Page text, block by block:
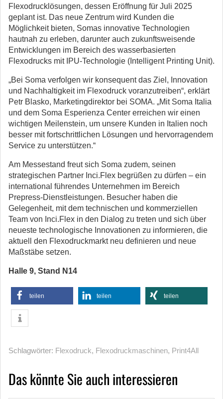
Flexodrucklösungen, dessen Eröffnung für Juli 2025
geplant ist. Das neue Zentrum wird Kunden die
Möglichkeit bieten, Somas innovative Technologien
hautnah zu erleben, darunter auch zukunftsweisende
Entwicklungen im Bereich des wasserbasierten
Flexodrucks mit IPU-Technologie (Intelligent Printing Unit).
„Bei Soma verfolgen wir konsequent das Ziel, Innovation
und Nachhaltigkeit im Flexodruck voranzutreiben“, erklärt
Petr Blasko, Marketingdirektor bei SOMA. „Mit Soma Italia
und dem Soma Esperienza Center erreichen wir einen
wichtigen Meilenstein, um unsere Kunden in Italien noch
besser mit fortschrittlichen Lösungen und hervorragendem
Service zu unterstützen.“
Am Messestand freut sich Soma zudem, seinen
strategischen Partner Inci.Flex begrüßen zu dürfen – ein
international führendes Unternehmen im Bereich
Prepress-Dienstleistungen. Besucher haben die
Gelegenheit, mit dem technischen und kommerziellen
Team von Inci.Flex in den Dialog zu treten und sich über
neueste technologische Innovationen zu informieren, die
aktuell den Flexodruckmarkt neu definieren und neue
Maßstäbe setzen.
Halle 9, Stand N14
teilen teilen teilen
Schlagwörter: Flexodruck, Flexodruckmaschinen, Print4All
Das könnte Sie auch interessieren